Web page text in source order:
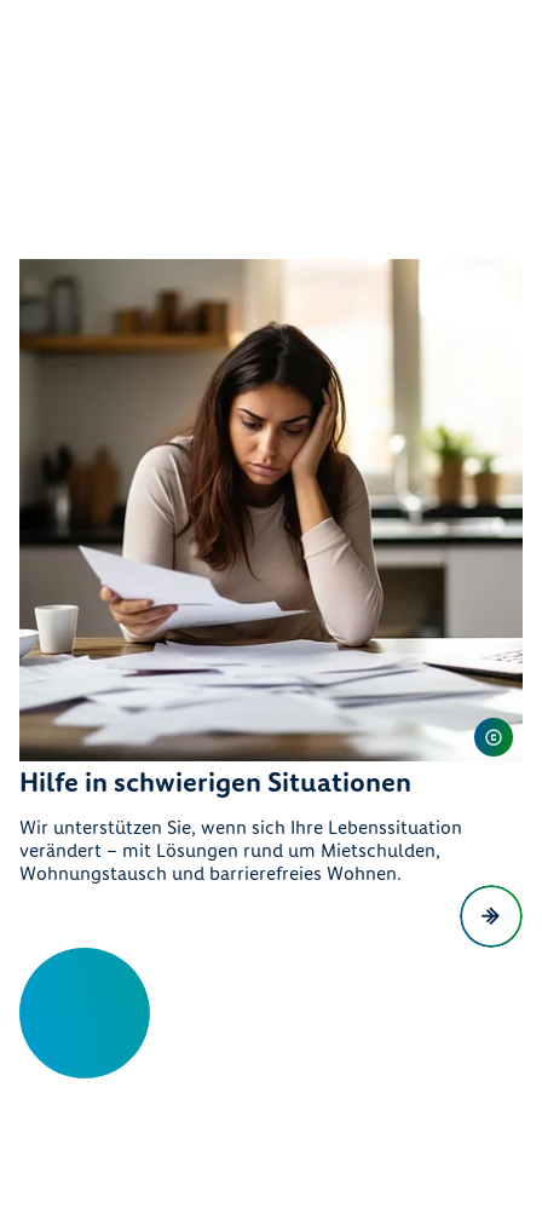
Hilfe in schwierigen Situationen
Wir unterstützen Sie, wenn sich Ihre Lebenssituation
verändert – mit Lösungen rund um Mietschulden,
Wohnungstausch und barrierefreies Wohnen.